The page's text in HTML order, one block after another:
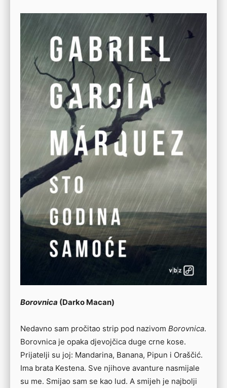
Borovnica (Darko Macan)
Nedavno sam pročitao strip pod nazivom Borovnica.
Borovnica je opaka djevojčica duge crne kose.
Prijatelji su joj: Mandarina, Banana, Pipun i Oraščić.
Ima brata Kestena. Sve njihove avanture nasmijale
su me. Smijao sam se kao lud. A smijeh je najbolji